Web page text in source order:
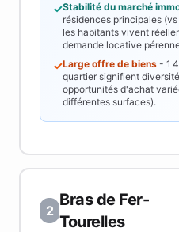
✓Stabilité du marché
résidences principales
les habitants vivent
demande locative
✓Large offre de biens - 1
quartier signifient
opportunités d'achat
différentes surfaces).
2
Bras de Fer-
Tourelles